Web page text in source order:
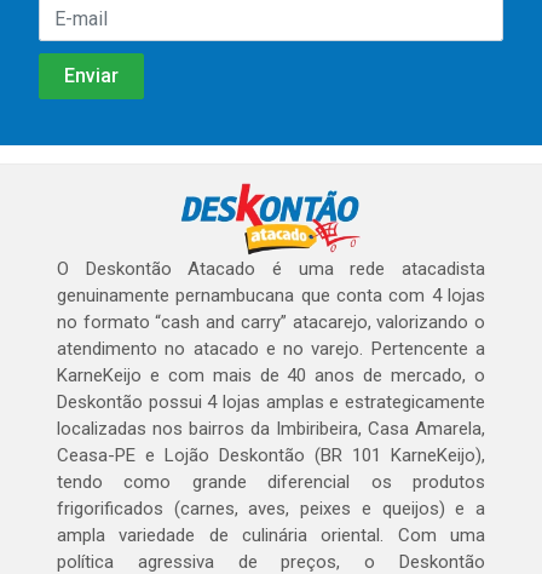
O Deskontão Atacado é uma rede atacadista
genuinamente pernambucana que conta com 4 lojas
no formato “cash and carry” atacarejo, valorizando o
atendimento no atacado e no varejo. Pertencente a
KarneKeijo e com mais de 40 anos de mercado, o
Deskontão possui 4 lojas amplas e estrategicamente
localizadas nos bairros da Imbiribeira, Casa Amarela,
Ceasa-PE e Lojão Deskontão (BR 101 KarneKeijo),
tendo como grande diferencial os produtos
frigorificados (carnes, aves, peixes e queijos) e a
ampla variedade de culinária oriental. Com uma
política agressiva de preços, o Deskontão